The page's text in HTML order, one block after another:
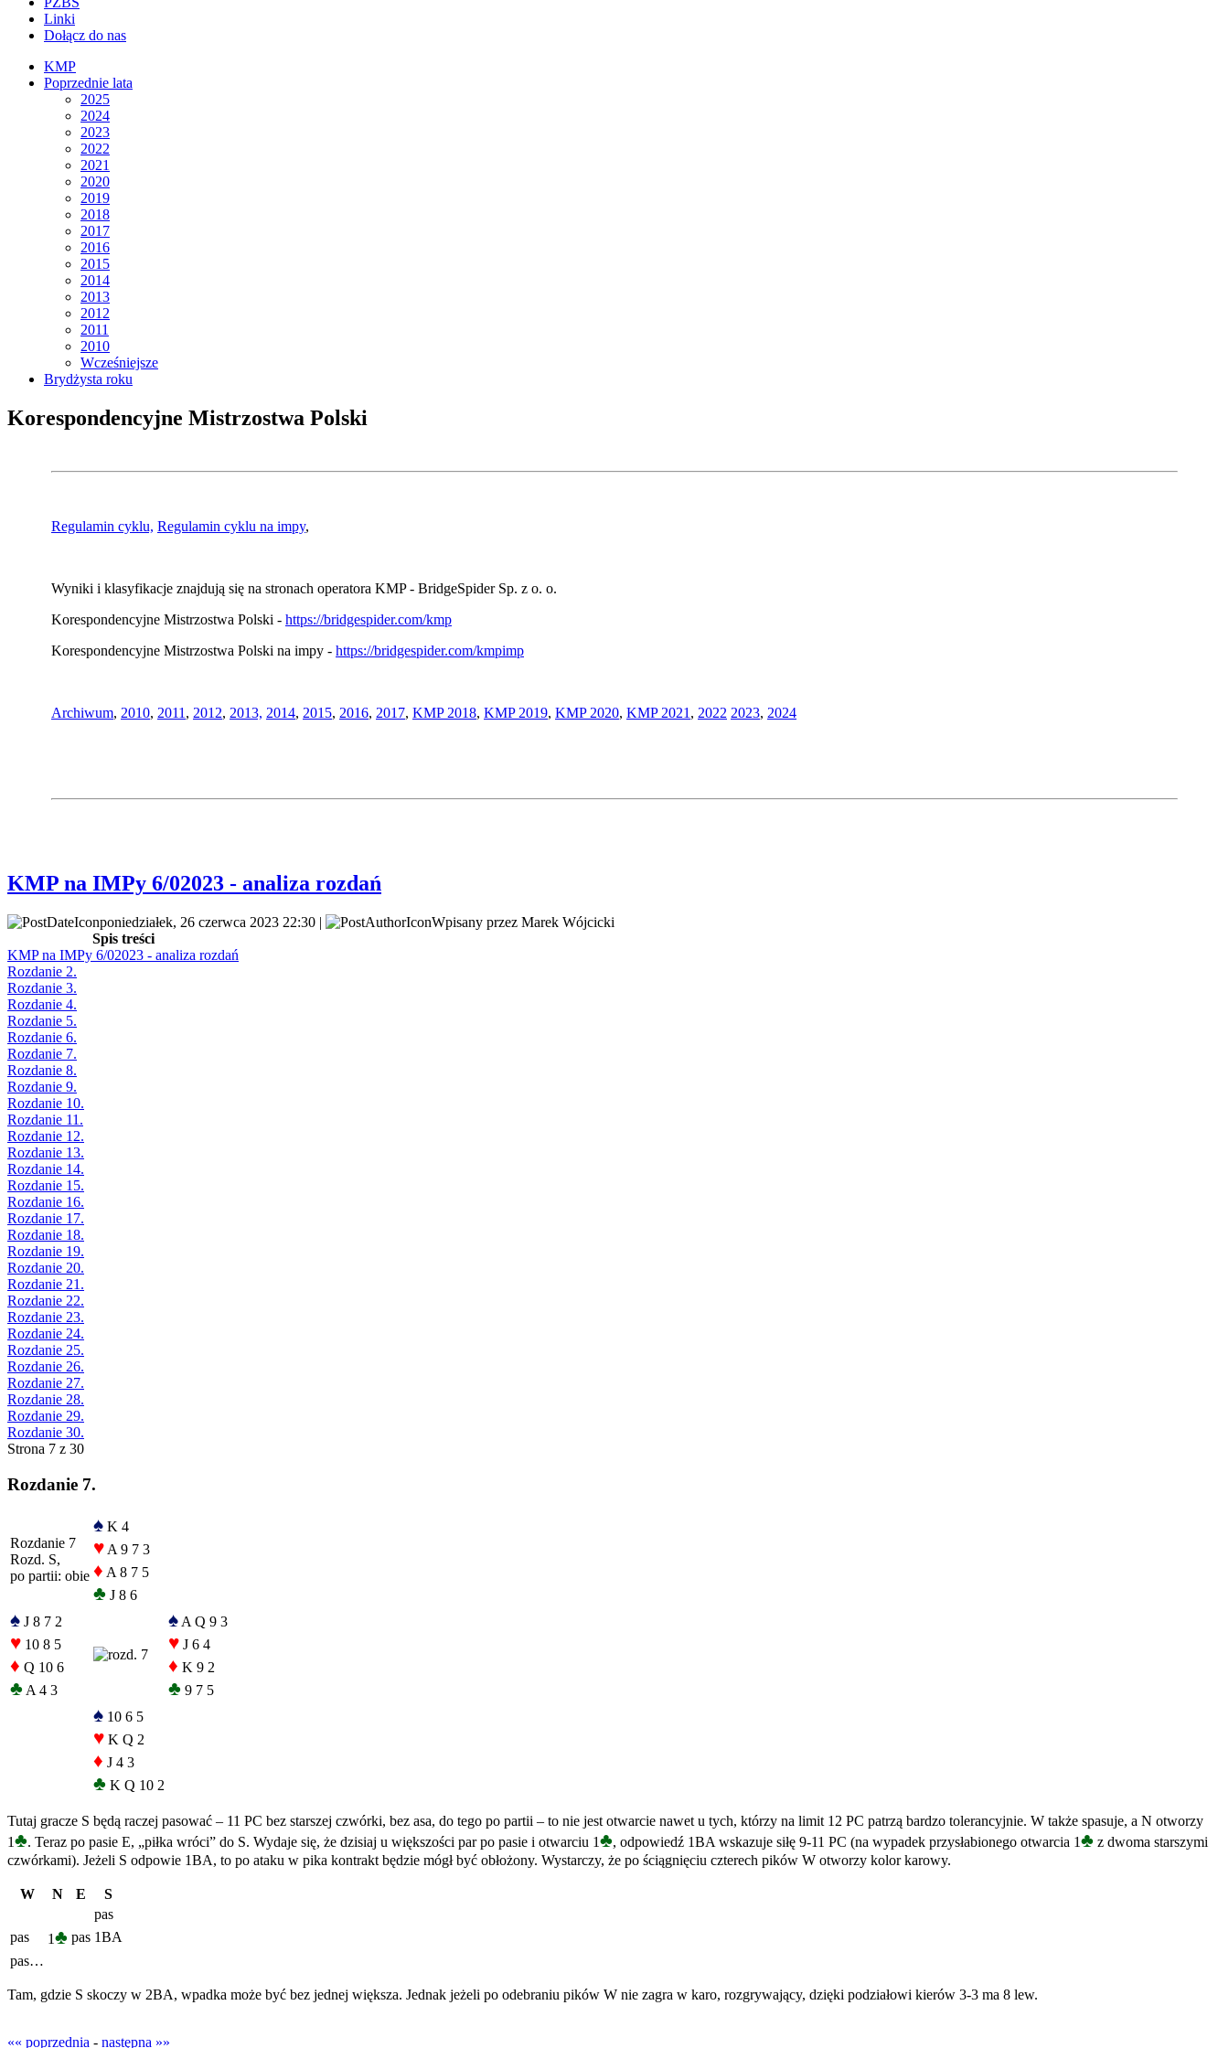
Linki
Dołącz do nas
KMP
Poprzednie lata
2025
2024
2023
2022
2021
2020
2019
2018
2017
2016
2015
2014
2013
2012
2011
2010
Wcześniejsze
Brydżysta roku
Korespondencyjne Mistrzostwa Polski
Regulamin cyklu, Regulamin cyklu na impy,
Wyniki i klasyfikacje znajdują się na stronach operatora KMP - BridgeSpider Sp. z o. o.
Korespondencyjne Mistrzostwa Polski - https://bridgespider.com/kmp
Korespondencyjne Mistrzostwa Polski na impy - https://bridgespider.com/kmpimp
Archiwum, 2010, 2011 , 2012, 2013, 2014, 2015, 2016, 2017, KMP 2018, KMP 2019, KMP 2020, KMP 2021 , 2022 2023, 2024
KMP na IMPy 6/02023 - analiza rozdań
poniedziałek, 26 czerwca 2023 22:30 |
Wpisany przez Marek Wójcicki
Spis treści
KMP na IMPy 6/02023 - analiza rozdań
Rozdanie 2.
Rozdanie 3.
Rozdanie 4.
Rozdanie 5.
Rozdanie 6.
Rozdanie 7.
Rozdanie 8.
Rozdanie 9.
Rozdanie 10.
Rozdanie 11.
Rozdanie 12.
Rozdanie 13.
Rozdanie 14.
Rozdanie 15.
Rozdanie 16.
Rozdanie 17.
Rozdanie 18.
Rozdanie 19.
Rozdanie 20.
Rozdanie 21.
Rozdanie 22.
Rozdanie 23.
Rozdanie 24.
Rozdanie 25.
Rozdanie 26.
Rozdanie 27.
Rozdanie 28.
Rozdanie 29.
Rozdanie 30.
Strona 7 z 30
Rozdanie 7.
Rozdanie 7
Rozd. S,
po partii: obie
♠ K 4
♥ A 9 7 3
♦ A 8 7 5
♣ J 8 6
♠ J 8 7 2
♥ 10 8 5
♦ Q 10 6
♣ A 4 3
♠ A Q 9 3
♥ J 6 4
♦ K 9 2
♣ 9 7 5
♠ 10 6 5
♥ K Q 2
♦ J 4 3
♣ K Q 10 2
Tutaj gracze S będą raczej pasować – 11 PC bez starszej czwórki, bez asa, do tego po partii – to nie jest otwarcie nawet u tych, którzy na limit 12 PC patrzą bardzo tolerancyjnie. W także spasuje, a N otworzy
1♣. Teraz po pasie E, „piłka wróci” do S. Wydaje się, że dzisiaj u większości par po pasie i otwarciu 1♣, odpowiedź 1BA wskazuje siłę 9-11 PC (na wypadek przysłabionego otwarcia 1♣ z dwoma starszymi
czwórkami). Jeżeli S odpowie 1BA, to po ataku w pika kontrakt będzie mógł być obłożony. Wystarczy, że po ściągnięciu czterech pików W otworzy kolor karowy.
W N E
S
pas
pas
1♣ pas 1BA
pas…
Tam, gdzie S skoczy w 2BA, wpadka może być bez jednej większa. Jednak jeżeli po odebraniu pików W nie zagra w karo, rozgrywający, dzięki podziałowi kierów 3-3 ma 8 lew.
«« poprzednia - następna »»